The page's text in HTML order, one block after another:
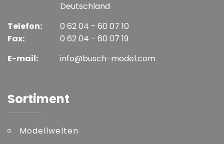
Deutschland
Telefon:
Fax:
0 62 04 - 60 07 10
0 62 04 - 60 07 19
E-mail:
info@busch-model.com
Sortiment
Modellwelten